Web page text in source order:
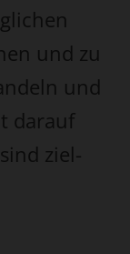
und zu
und
darauf
ziel-